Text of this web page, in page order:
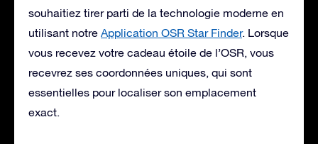
souhaitiez tirer parti de la technologie moderne en
utilisant notre Application OSR Star Finder. Lorsque
vous recevez votre cadeau étoile de l’OSR, vous
recevrez ses coordonnées uniques, qui sont
essentielles pour localiser son emplacement
exact.